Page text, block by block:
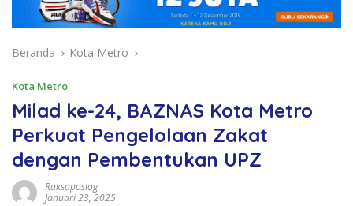
Beranda Kota Metro
Kota Metro
Milad ke-24, BAZNAS Kota Metro
Perkuat Pengelolaan Zakat
dengan Pembentukan UPZ
Raksaposlog
Januari 23, 2025